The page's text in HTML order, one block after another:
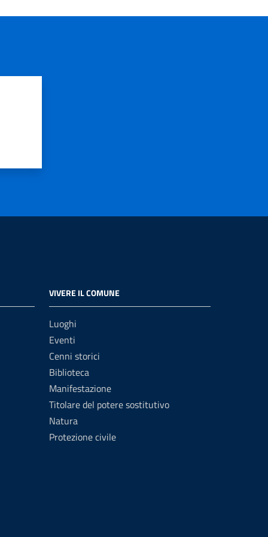
VIVERE IL COMUNE
Luoghi
Eventi
Cenni storici
Biblioteca
Manifestazione
Titolare del potere sostitutivo
Natura
Protezione civile